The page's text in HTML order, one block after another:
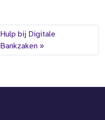
Hulp bij Digitale
Bankzaken